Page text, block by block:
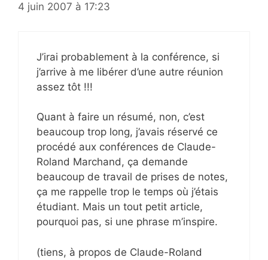
4 juin 2007 à 17:23
J’irai probablement à la conférence, si
j’arrive à me libérer d’une autre réunion
assez tôt !!!
Quant à faire un résumé, non, c’est
beaucoup trop long, j’avais réservé ce
procédé aux conférences de Claude-
Roland Marchand, ça demande
beaucoup de travail de prises de notes,
ça me rappelle trop le temps où j’étais
étudiant. Mais un tout petit article,
pourquoi pas, si une phrase m’inspire.
(tiens, à propos de Claude-Roland